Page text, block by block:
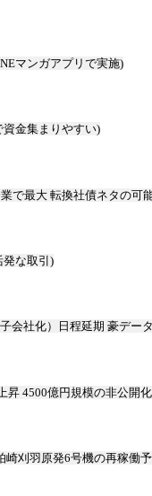
マンガアプリで実施)
金集まりやすい)
で最大 転換社債ネタの可
発な取引)
会社化）日程延期 豪デー
4500億円規模の非公開
崎刈羽原発6号機の再稼働